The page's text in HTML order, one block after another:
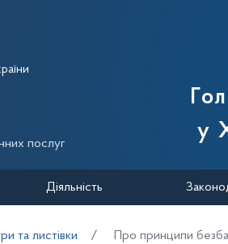
Державної
послуг
у
Діяльність
та листівки Про принципи